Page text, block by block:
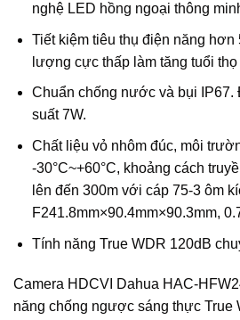
nghệ LED hồng ngoại thông
Tiết kiệm tiêu thụ điện năng hơn
lượng cực thấp làm tăng tuổi
Chuẩn chống nước và bụi IP67.
suất 7W.
Chất liệu vỏ nhôm đúc, môi
-30°C~+60°C, khoảng cách
lên đến 300m với cáp 75-3 ôm
F241.8mm×90.4mm×90.3mm,
Tính năng True WDR 120dB
Camera HDCVI Dahua HAC-
năng chống ngược sáng thực True